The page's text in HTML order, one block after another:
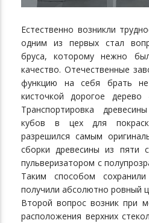
Естественно возникли
одним из первых стал
бруса, которому нежно
качество. Отечественные
функцию на себя брать
кисточкой дорогое
Транспортировка
кубов в цех для
разрешился самым
сборки древесины из пяти
пульверизатором с
Таким способом
получили абсолютно ровный
Второй вопрос возник при
расположения верхних